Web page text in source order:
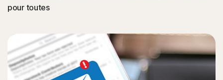
Connexion
pour toutes